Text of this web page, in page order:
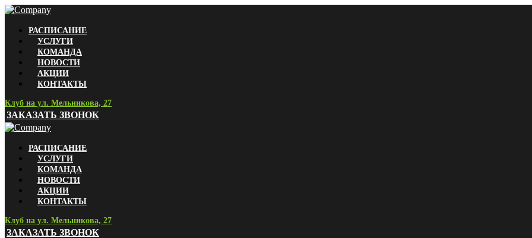
РАСПИСАНИЕ
УСЛУГИ
КОМАНДА
НОВОСТИ
АКЦИИ
КОНТАКТЫ
Клуб на ул. Мельникова, 27
ЗАКАЗАТЬ ЗВОНОК
РАСПИСАНИЕ
УСЛУГИ
КОМАНДА
НОВОСТИ
АКЦИИ
КОНТАКТЫ
Клуб на ул. Мельникова, 27
ЗАКАЗАТЬ ЗВОНОК